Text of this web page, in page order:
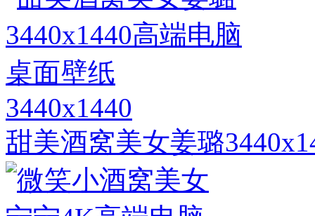
3440x1440
甜美酒窝美女姜璐